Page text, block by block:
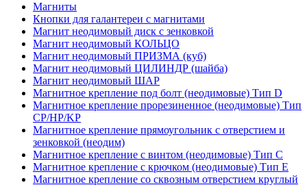
Магниты
Кнопки для галантереи с магнитами
Магнит неодимовый диск с зенковкой
Магнит неодимовый КОЛЬЦО
Магнит неодимовый ПРИЗМА (куб)
Магнит неодимовый ЦИЛИНДР (шайба)
Магнит неодимовый ШАР
Магнитное крепление под болт (неодимовые) Тип D
Магнитное крепление прорезиненное (неодимовые) Тип
CP/HP/KP
Магнитное крепление прямоугольник с отверстием и
зенковкой (неодим)
Магнитное крепление с винтом (неодимовые) Тип С
Магнитное крепление с крючком (неодимовые) Тип Е
Магнитное крепление со сквозным отверстием круглый